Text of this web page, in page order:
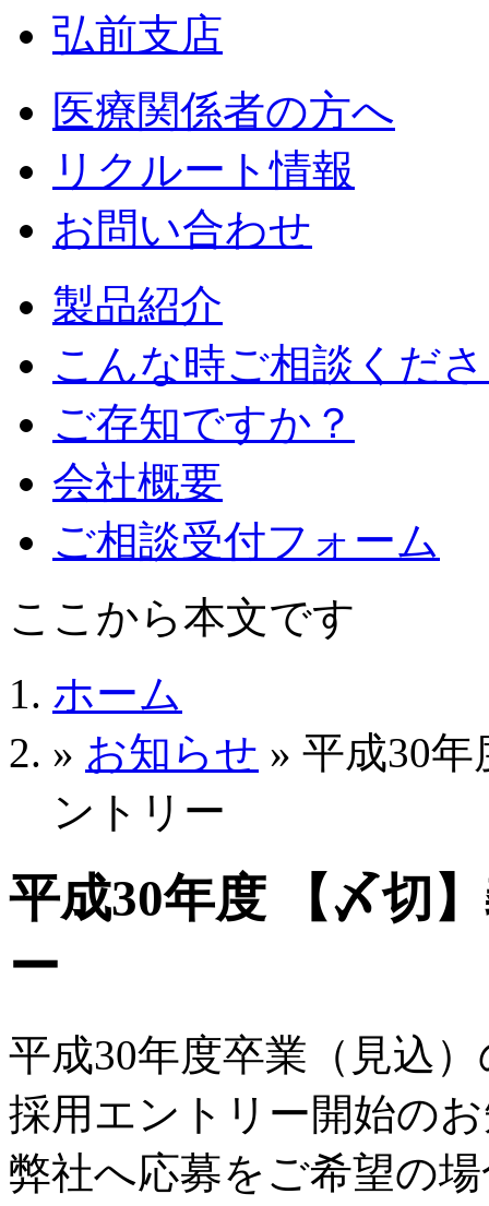
弘前支店
医療関係者の方へ
リクルート情報
お問い合わせ
製品紹介
こんな時ご相談くだ
ご存知ですか？
会社概要
ご相談受付フォーム
ここから本文です
ホーム
» お知らせ » 平成30
ントリー
平成30年度 【〆切
ー
平成30年度卒業（見込
採用エントリー開始の
弊社へ応募をご希望の